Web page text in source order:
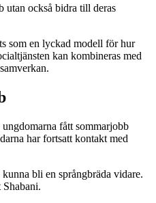
utan också bidra till deras
som en lyckad modell för hur
kan kombineras med
fått sommarjobb
har fortsatt kontakt med
bli en språngbräda vidare.